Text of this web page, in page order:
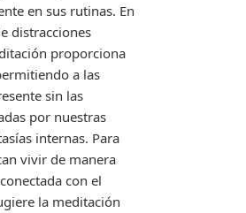
en sus rutinas. En
distracciones
proporciona
a las
sin las
por nuestras
internas. Para
vivir de manera
con el
la meditación